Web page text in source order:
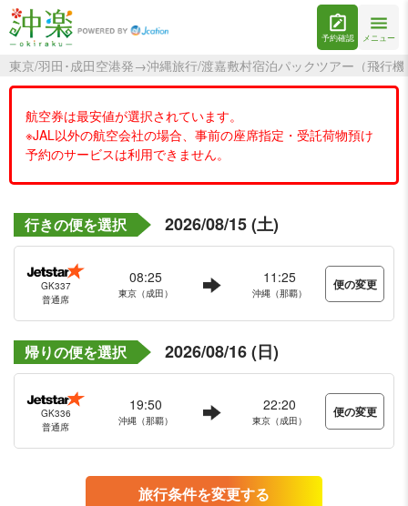
予約確認 メニュー
東京/羽田･成田空港発→沖縄旅行/渡嘉敷村宿泊パックツアー（飛行
航空券は最安値が選択されています。
※JAL以外の航空会社の場合、事前の座席指定・受託荷物預け
予約のサービスは利用できません。
行きの便を選択 2026/08/15 (土)
GK337
普通席
08:25
東京（成田）
11:25
沖縄（那覇）
便の変更
帰りの便を選択 2026/08/16 (日)
GK336
普通席
19:50
沖縄（那覇）
22:20
東京（成田）
便の変更
旅行条件を変更する